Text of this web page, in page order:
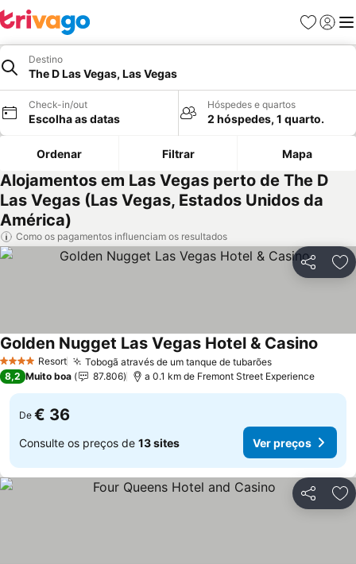
Favoritos
Iniciar
Destino
The D Las Vegas, Las Vegas
Check-in/out
Escolha as datas
Hóspedes e quartos
2 hóspedes, 1 quarto.
Ordenar Filtrar Mapa
Alojamentos em Las Vegas perto de The D
Las Vegas (Las Vegas, Estados Unidos da
América)
Como os pagamentos influenciam os resultados
Partilhar
4 EstrelasResort Tobogã através de um tanque de tubarões
Golden Nugget Las Vegas Hotel & Casino
8,2 Muito boa 87.806 a 0.1 km de Fremont Street Experience
De € 36
Consulte os preços de 13 sites Ver preços
Partilhar